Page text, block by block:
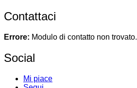
Contattaci
Errore: Modulo di contatto non trovato.
Social
Mi piace